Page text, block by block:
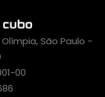
São Paulo -
00